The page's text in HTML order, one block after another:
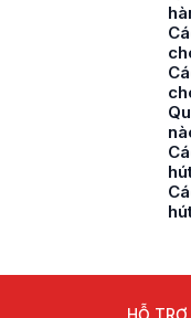
HỖ